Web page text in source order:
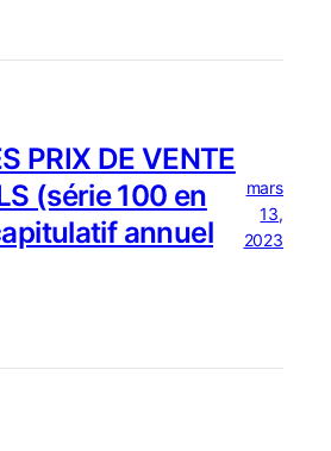
PRIX DE VENTE
(série 100 en
annuel
mars
13,
2023